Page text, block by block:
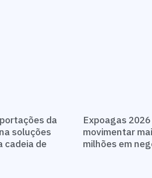
da
soluções
cadeia de
Expoagas
movimentar
milhões em